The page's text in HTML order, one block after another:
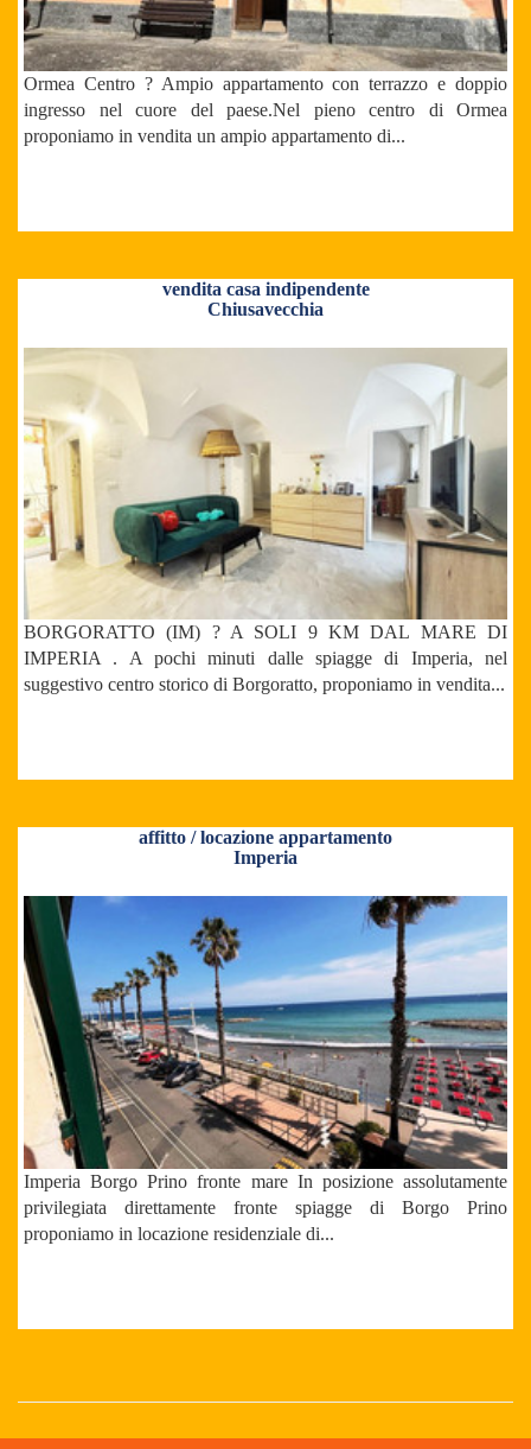
Ormea Centro ? Ampio appartamento con terrazzo e doppio
ingresso nel cuore del paese.Nel pieno centro di Ormea
proponiamo in vendita un ampio appartamento di...
vendita casa indipendente
Chiusavecchia
BORGORATTO (IM) ? A SOLI 9 KM DAL MARE DI
IMPERIA . A pochi minuti dalle spiagge di Imperia, nel
suggestivo centro storico di Borgoratto, proponiamo in vendita...
affitto / locazione appartamento
Imperia
Imperia Borgo Prino fronte mare In posizione assolutamente
privilegiata direttamente fronte spiagge di Borgo Prino
proponiamo in locazione residenziale di...